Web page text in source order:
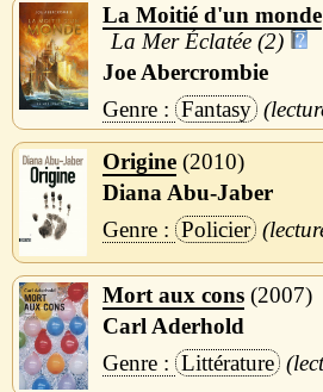
La Moitié d'un monde
La Mer Éclatée (2)
Joe Abercrombie
Fantasy
Origine 2010
Diana Abu-Jaber
Policier
Mort aux cons 2007
Carl Aderhold
Littérature